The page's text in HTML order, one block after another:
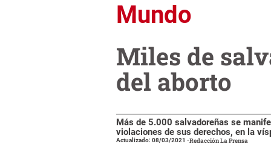
Mundo
Miles de
del aborto
Más de 5.000 salvadoreñas se
violaciones de sus derechos, en la
Actualizado: 08/03/2021 -Redacción La Prensa